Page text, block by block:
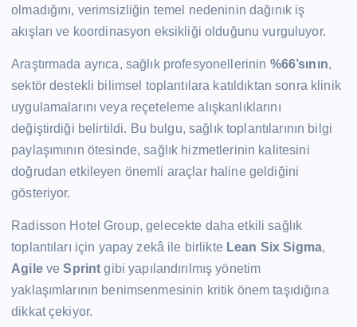
olmadığını, verimsizliğin temel nedeninin dağınık iş
akışları ve koordinasyon eksikliği olduğunu vurguluyor.
Araştırmada ayrıca, sağlık profesyonellerinin %66’sının,
sektör destekli bilimsel toplantılara katıldıktan sonra klinik
uygulamalarını veya reçeteleme alışkanlıklarını
değiştirdiği belirtildi. Bu bulgu, sağlık toplantılarının bilgi
paylaşımının ötesinde, sağlık hizmetlerinin kalitesini
doğrudan etkileyen önemli araçlar haline geldiğini
gösteriyor.
Radisson Hotel Group, gelecekte daha etkili sağlık
toplantıları için yapay zekâ ile birlikte Lean Six Sigma,
AgileveSprint gibi yapılandırılmış yönetim
yaklaşımlarının benimsenmesinin kritik önem taşıdığına
dikkat çekiyor.